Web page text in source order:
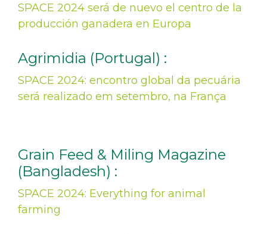
SPACE 2024 será de nuevo el centro de la
producción ganadera en Europa
Agrimidia (Portugal) :
SPACE 2024: encontro global da pecuária
será realizado em setembro, na França
Grain Feed & Miling Magazine
(Bangladesh) :
SPACE 2024: Everything for animal
farming